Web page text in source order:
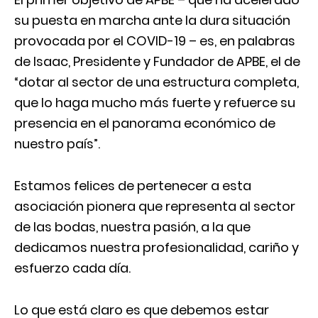
su puesta en marcha ante la dura situación
provocada por el COVID-19 – es, en palabras
de Isaac, Presidente y Fundador de APBE, el de
“dotar al sector de una estructura completa,
que lo haga mucho más fuerte y refuerce su
presencia en el panorama económico de
nuestro país”.
Estamos felices de pertenecer a esta
asociación pionera que representa al sector
de las bodas, nuestra pasión, a la que
dedicamos nuestra profesionalidad, cariño y
esfuerzo cada día.
Lo que está claro es que debemos estar